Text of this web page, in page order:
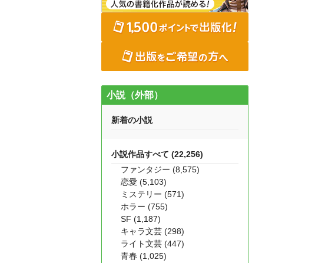
小説（外部）
新着の小説
小説作品すべて (22,256)
ファンタジー (8,575)
恋愛 (5,103)
ミステリー (571)
ホラー (755)
SF (1,187)
キャラ文芸 (298)
ライト文芸 (447)
青春 (1,025)